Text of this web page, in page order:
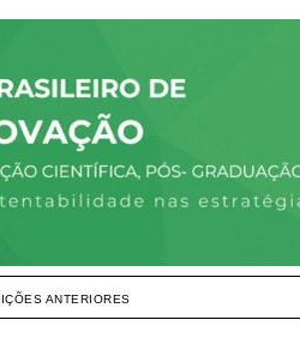
ANTERIORES